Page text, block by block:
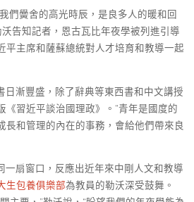
們黌舍的高光時辰，是良多人的暖和回
沃告知記者，恩古瓦比年夜學被列進引導
平主席和薩蘇總統對人才培育和教導一起
日漸豐盛，除了辭典等東西書和中文講授
《習近平談治國理政》。“青年是國度的
長和管理的內在的事務，會給他們帶來良
一扇窗口，反應出近年來中剛人文和教導
生包養俱樂部為教員的勒沃深受鼓舞。